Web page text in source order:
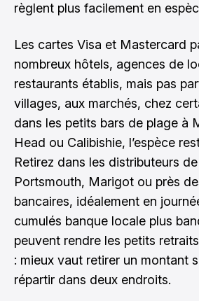
règlent plus facilement en
Les cartes Visa et Mastercard
nombreux hôtels, agences de
restaurants établis, mais pas
villages, aux marchés, chez
dans les petits bars de plage à
Head ou Calibishie, l’espèce
Retirez dans les distributeurs
Portsmouth, Marigot ou près
bancaires, idéalement en
cumulés banque locale plus
peuvent rendre les petits
: mieux vaut retirer un montant
répartir dans deux endroits.